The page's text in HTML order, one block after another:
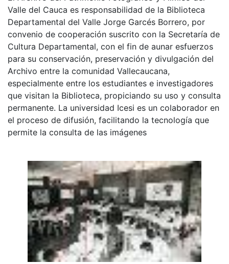
Valle del Cauca es responsabilidad de la Biblioteca
Departamental del Valle Jorge Garcés Borrero, por
convenio de cooperación suscrito con la Secretaría de
Cultura Departamental, con el fin de aunar esfuerzos
para su conservación, preservación y divulgación del
Archivo entre la comunidad Vallecaucana,
especialmente entre los estudiantes e investigadores
que visitan la Biblioteca, propiciando su uso y consulta
permanente. La universidad Icesi es un colaborador en
el proceso de difusión, facilitando la tecnología que
permite la consulta de las imágenes